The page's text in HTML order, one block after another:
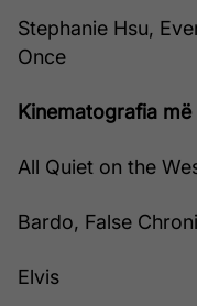
Stephanie Hsu,
Once
Kinematografia
All Quiet on the
Bardo, False
Elvis